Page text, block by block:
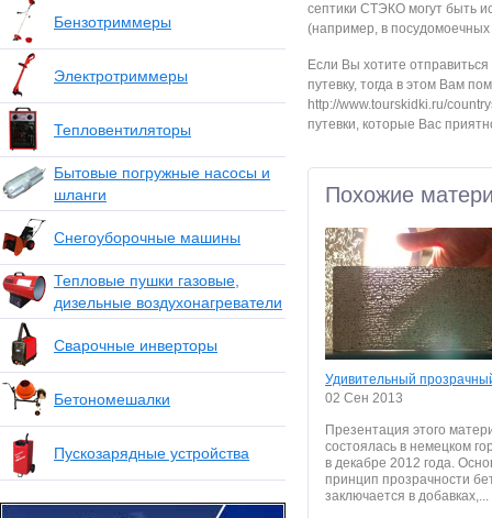
Бензотриммеры
Электротриммеры
Тепловентиляторы
Бытовые погружные насосы и
шланги
Снегоуборочные машины
Тепловые пушки газовые,
дизельные воздухонагреватели
Сварочные инверторы
Бетономешалки
Пускозарядные устройства
септики СТЭКО могут быть
(например, в
Если Вы хотите
путевку, тогда в этом Вам
http://www.tourskidki.ru/
путевки, которые Вас
Похожие
Удивительный
02 Сен 2013
Презентация этого
состоялась в немецком
в декабре 2012 года.
принцип прозрачности
заключается в добавках,...